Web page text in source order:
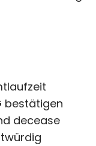
bestätigen
decease